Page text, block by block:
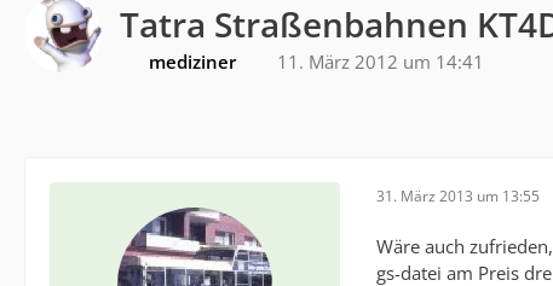
Tatra Straßenbahnen
mediziner 11. März 2012 um 14:41
31. März 2013 um 13:55
Wäre auch
gs-datei am Preis